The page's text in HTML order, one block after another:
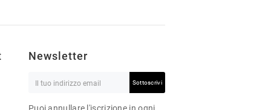
Newsletter
Sottoscrivi
Puoi annullare l'iscrizione in ogni